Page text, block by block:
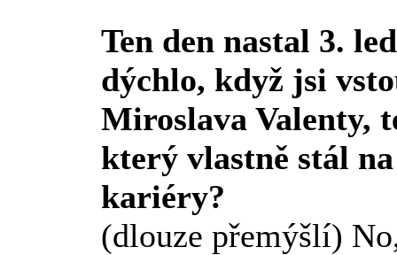
Ten den nastal 3.
dýchlo, když jsi
Miroslava Valenty,
který vlastně stál
kariéry?
(dlouze přemýšlí)